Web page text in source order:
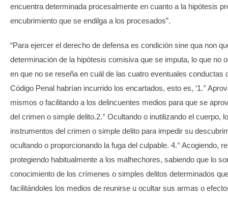
encuentra determinada procesalmente en cuanto a la hipótesis
encubrimiento que se endilga a los procesados”.
“Para ejercer el derecho de defensa es condición sine qua non
determinación de la hipótesis comisiva que se imputa, lo que no
en que no se reseña en cuál de las cuatro eventuales conductas
Código Penal habrían incurrido los encartados, esto es, ‘1.°
mismos o facilitando a los delincuentes medios para que se
del crimen o simple delito.2.° Ocultando o inutilizando el cuerpo,
instrumentos del crimen o simple delito para impedir su
ocultando o proporcionando la fuga del culpable. 4.° Acogiendo,
protegiendo habitualmente a los malhechores, sabiendo que lo
conocimiento de los crímenes o simples delitos determinados
facilitándoles los medios de reunirse u ocultar sus armas o